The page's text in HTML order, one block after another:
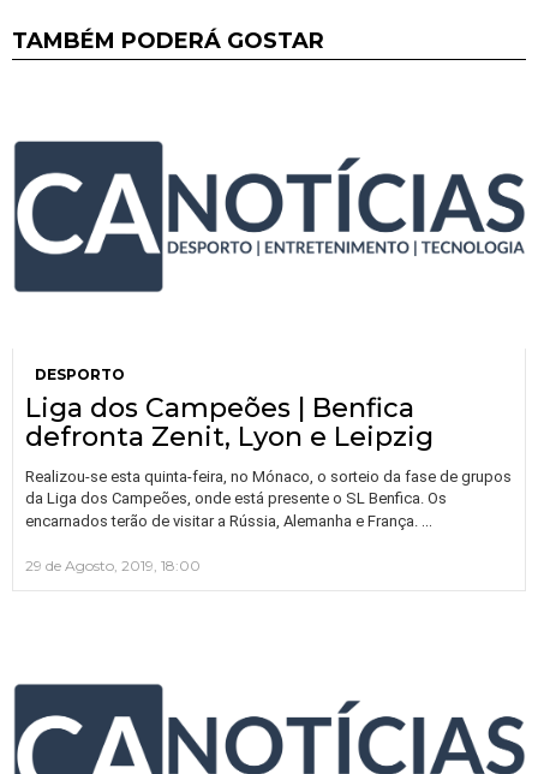
TAMBÉM PODERÁ GOSTAR
DESPORTO
Liga dos Campeões | Benfica
defronta Zenit, Lyon e Leipzig
Realizou-se esta quinta-feira, no Mónaco, o sorteio da fase de grupos
da Liga dos Campeões, onde está presente o SL Benfica. Os
encarnados terão de visitar a Rússia, Alemanha e França.
29 de Agosto, 2019, 18:00